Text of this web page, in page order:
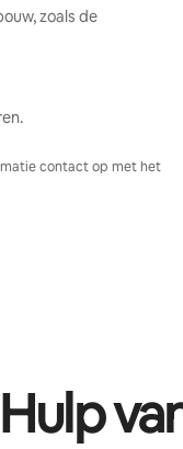
zoals de
contact op met het
Hulp